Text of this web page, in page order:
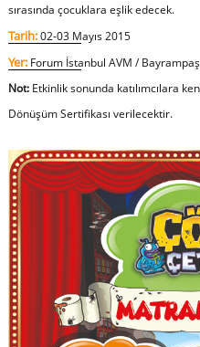
sırasında çocuklara eşlik edecek.
Tarih:02-03 Mayıs 2015
Yer: Forum İstanbul AVM /
Not:Etkinlik sonunda katılımcılara
Dönüşüm Sertifikası verilecektir.